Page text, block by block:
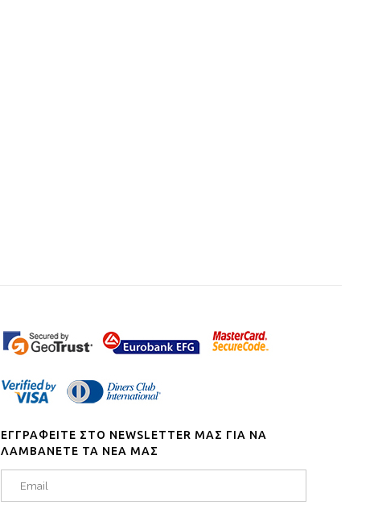
ΕΓΓΡΑΦΕΙΤΕ ΣΤΟ NEWSLETTER ΜΑΣ ΓΙΑ ΝΑ
ΛΑΜΒΑΝΕΤΕ ΤΑ ΝΕΑ ΜΑΣ